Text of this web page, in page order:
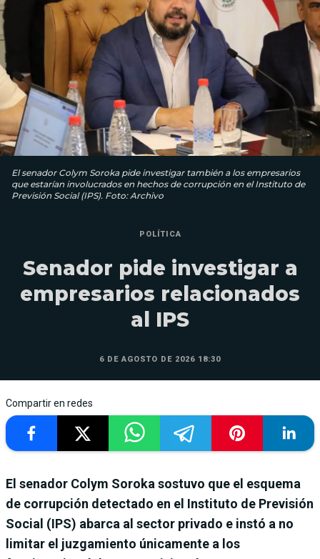
El senador Colym Soroka pide investigar también a los empresarios
que estarían involucrados en hechos de corrupción en el Instituto de
Previsión Social (IPS). Foto: Archivo
POLÍTICA
Senador pide investigar a
empresarios relacionados
al IPS
6 DE AGOSTO DE 2026 18:30
Compartir en redes
El senador Colym Soroka sostuvo que el esquema
de corrupción detectado en el Instituto de Previsión
Social (IPS) abarca al sector privado e instó a no
limitar el juzgamiento únicamente a los